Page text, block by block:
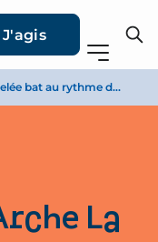
J'agis
Le cœur de L’Arche La Ruisselée bat au rythme des foulées du Cross Ouest France !
La